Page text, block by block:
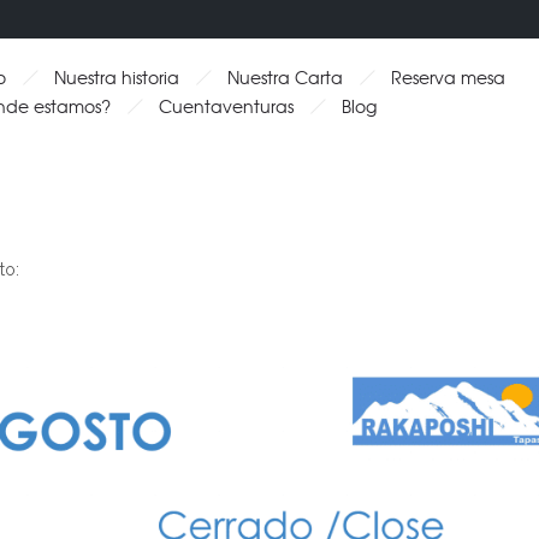
Nuestra historia Nuestra Carta
Reserva mesa
estamos?
Cuentaventuras Blog